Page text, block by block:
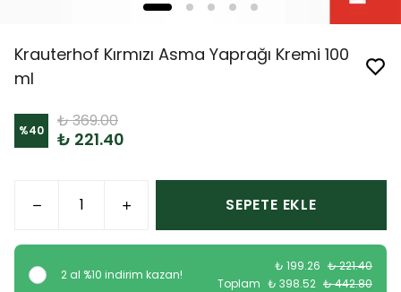
Krauterhof Kırmızı Asma Yaprağı Kremi 100
ml
%40 ₺ 369.00
₺ 221.40
SEPETE EKLE
2 al %10 indirim kazan!
₺ 199.26 ₺ 221.40
Toplam ₺ 398.52 ₺ 442.80